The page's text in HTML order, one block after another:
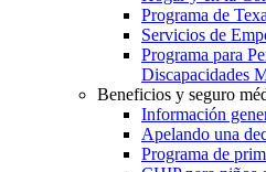
Programa de
Servicios de
Programa para
Discapacidades
Beneficios y seguro
Información
Apelando una
Programa de